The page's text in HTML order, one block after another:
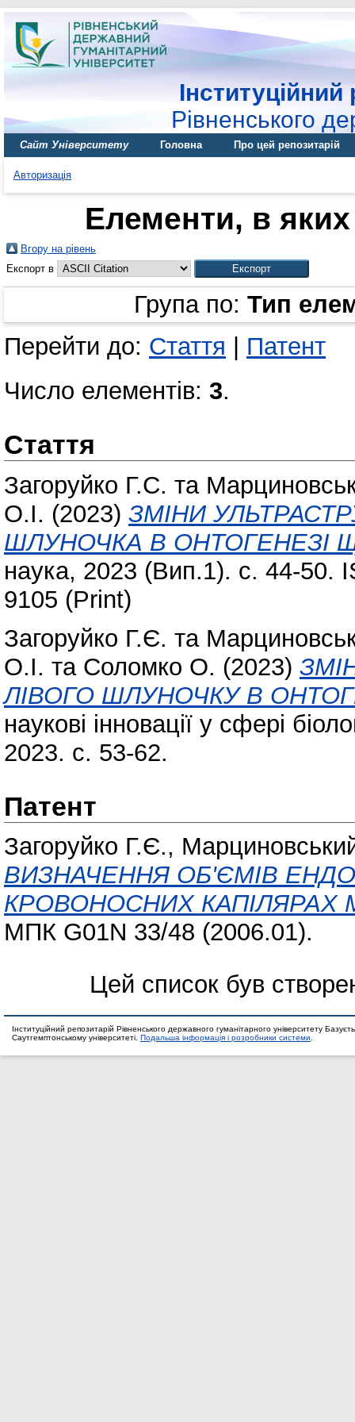
Інституційний
Рівненського
Сайт Університету Головна Про цей репозитарій
Авторизація
Елементи, в
Вгору на рівень
Експорт в
Група по: Тип
Перейти до: Стаття
Патент
Число елементів: 3.
Стаття
Загоруйко Г.С. та
О.І. (2023) ЗМІНИ
ШЛУНОЧКА В ОНТОГЕНЕЗІ
наука, 2023 (Вип.1). с. 44-50.
9105 (Print)
Загоруйко Г.Є. та
О.І. та Соломко О. (2023)
ЛІВОГО ШЛУНОЧКУ В
наукові інновації у сфері
2023. с. 53-62.
Патент
Загоруйко Г.Є.,
ВИЗНАЧЕННЯ OБ'ЄМІВ
КРОВОНОСНИХ КАПІЛЯРАХ
МПК G01N 33/48 (2006.01).
Цей список був
Інституційний репозитарій Рівненського державного гуманітарного університету
Саутгемптонському університеті. Подальша інформація і розробники системи.